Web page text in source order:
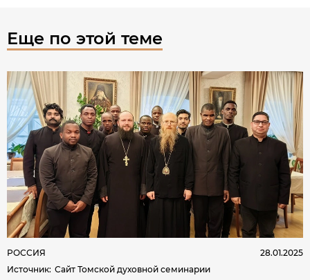
Еще по этой теме
РОССИЯ
28.01.2025
Источник: Сайт Томской духовной семинарии